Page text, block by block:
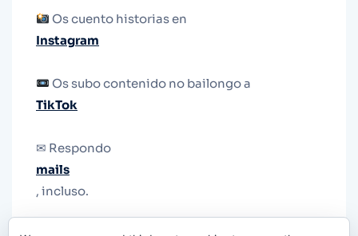
Os cuento historias en
Instagram
Os subo contenido no bailongo a
TikTok
✉ Respondo
mails
, incluso.